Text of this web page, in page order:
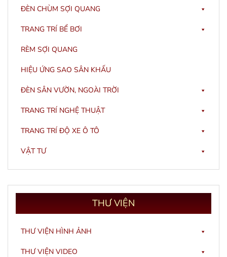
ĐÈN CHÙM SỢI QUANG
TRANG TRÍ BỂ BƠI
RÈM SỢI QUANG
HIỆU ỨNG SAO SÂN KHẤU
ĐÈN SÂN VƯỜN, NGOÀI TRỜI
TRANG TRÍ NGHỆ THUẬT
TRANG TRÍ ĐỘ XE Ô TÔ
VẬT TƯ
THƯVIỆN
THƯ VIỆN HÌNH ẢNH
THƯ VIỆN VIDEO